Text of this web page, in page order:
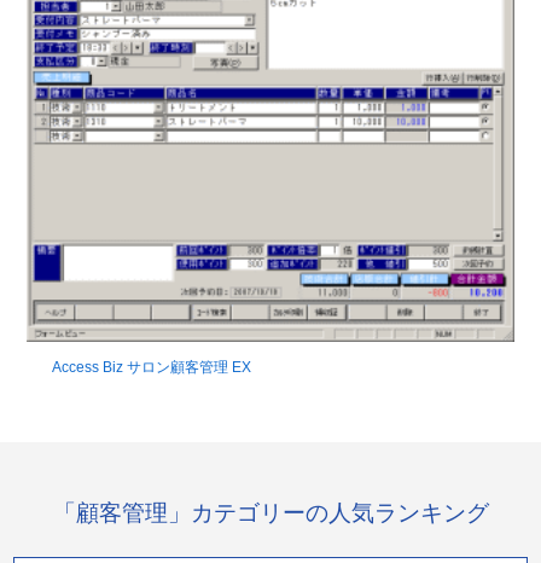
Access Biz サロン顧客管理 EX
「顧客管理」カテゴリーの人気ランキング